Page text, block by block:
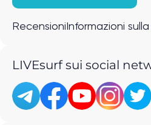
Recensioni Informazioni
LIVEsurf sui social